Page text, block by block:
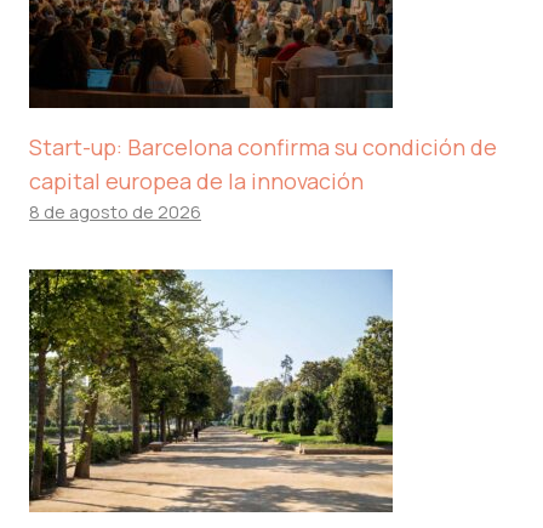
Start-up: Barcelona confirma su condición de
capital europea de la innovación
8 de agosto de 2026